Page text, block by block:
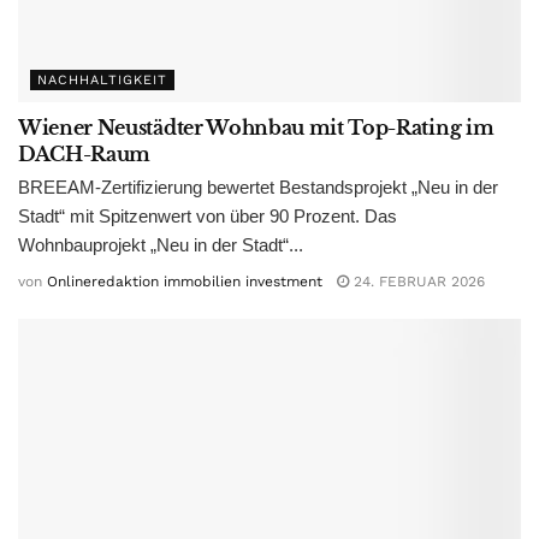
NACHHALTIGKEIT
Wiener Neustädter Wohnbau mit Top-Rating im
DACH-Raum
BREEAM-Zertifizierung bewertet Bestandsprojekt „Neu in der
Stadt“ mit Spitzenwert von über 90 Prozent. Das
Wohnbauprojekt „Neu in der Stadt“...
von Onlineredaktion immobilien investment 24. FEBRUAR 2026